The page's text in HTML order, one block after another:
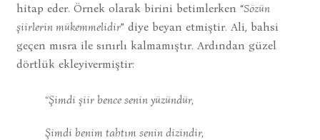
hitap eder. Örnek olarak birini betimlerken “Sözün
şiirlerin mükemmelidir” diye beyan etmiştir. Ali, bahsi
geçen mısra ile sınırlı kalmamıştır. Ardından güzel
dörtlük ekleyivermiştir:
“Şimdi şiir bence senin yüzündür,
Şimdi benim tahtım senin dizindir,